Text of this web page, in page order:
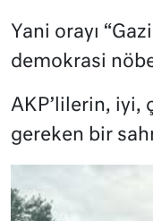
Yani orayı
demokrasi
AKP’lilerin, iyi,
gereken bir